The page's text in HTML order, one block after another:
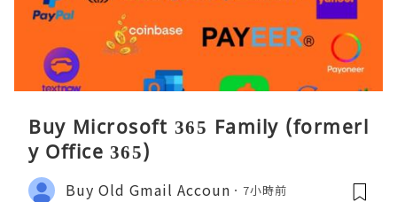
Buy Microsoft 365 Family (formerl
y Office 365)
Buy Old Gmail Accoun 7小時前